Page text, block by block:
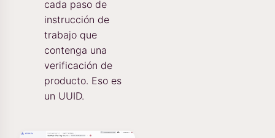
cada paso de
instrucción de
trabajo que
contenga una
verificación de
producto. Eso es
un UUID.